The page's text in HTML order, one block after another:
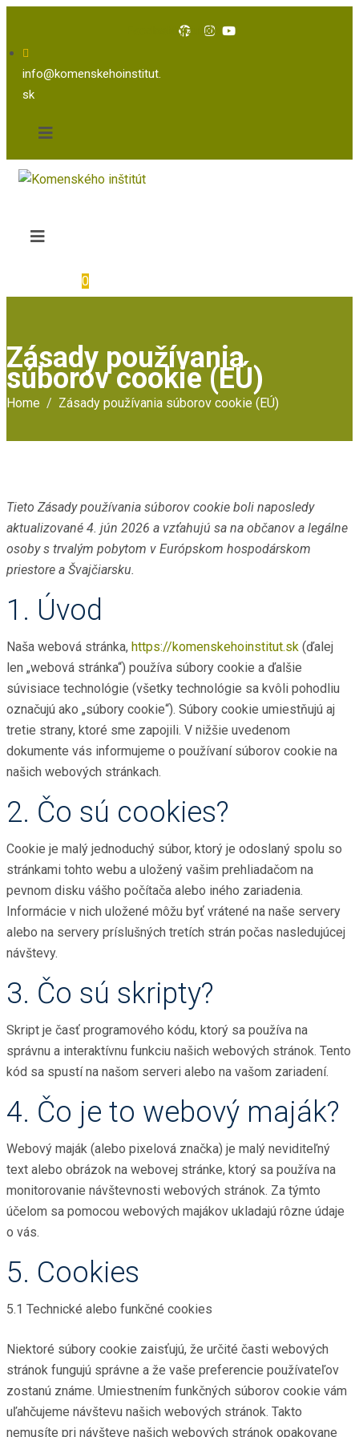
InstagramYoutube
info@komenskehoinstitut.
sk
0
Zásady používania
súborov cookie (EÚ)
Home Zásady používania súborov cookie (EÚ)
Tieto Zásady používania súborov cookie boli naposledy
aktualizované 4. jún 2026 a vzťahujú sa na občanov a legálne
osoby s trvalým pobytom v Európskom hospodárskom
priestore a Švajčiarsku.
1. Úvod
Naša webová stránka, https://komenskehoinstitut.sk (ďalej
len „webová stránka“) používa súbory cookie a ďalšie
súvisiace technológie (všetky technológie sa kvôli pohodliu
označujú ako „súbory cookie“). Súbory cookie umiestňujú aj
tretie strany, ktoré sme zapojili. V nižšie uvedenom
dokumente vás informujeme o používaní súborov cookie na
našich webových stránkach.
2. Čo sú cookies?
Cookie je malý jednoduchý súbor, ktorý je odoslaný spolu so
stránkami tohto webu a uložený vašim prehliadačom na
pevnom disku vášho počítača alebo iného zariadenia.
Informácie v nich uložené môžu byť vrátené na naše servery
alebo na servery príslušných tretích strán počas nasledujúcej
návštevy.
3. Čo sú skripty?
Skript je časť programového kódu, ktorý sa používa na
správnu a interaktívnu funkciu našich webových stránok. Tento
kód sa spustí na našom serveri alebo na vašom zariadení.
4. Čo je to webový maják?
Webový maják (alebo pixelová značka) je malý neviditeľný
text alebo obrázok na webovej stránke, ktorý sa používa na
monitorovanie návštevnosti webových stránok. Za týmto
účelom sa pomocou webových majákov ukladajú rôzne údaje
o vás.
5. Cookies
5.1 Technické alebo funkčné cookies
Niektoré súbory cookie zaisťujú, že určité časti webových
stránok fungujú správne a že vaše preferencie používateľov
zostanú známe. Umiestnením funkčných súborov cookie vám
uľahčujeme návštevu našich webových stránok. Takto
nemusíte pri návšteve našich webových stránok opakovane